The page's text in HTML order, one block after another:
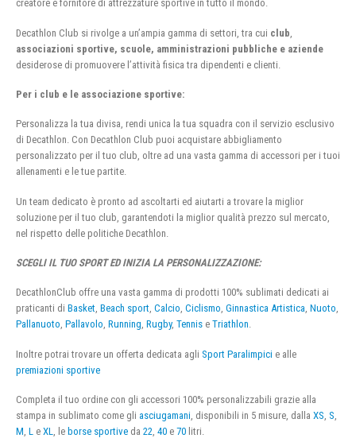
creatore e fornitore di attrezzature sportive in tutto il mondo.
Decathlon Club si rivolge a un’ampia gamma di settori, tra cui club
associazioni sportive, scuole, amministrazioni pubbliche e aziende
desiderose di promuovere l’attività fisica tra dipendenti e clienti.
Per i club e le associazione sportive:
Personalizza la tua divisa, rendi unica la tua squadra con il servizio esclusivo
di Decathlon. Con Decathlon Club puoi acquistare abbigliamento
personalizzato per il tuo club, oltre ad una vasta gamma di accessori per i tuoi
allenamenti e le tue partite.
Un team dedicato è pronto ad ascoltarti ed aiutarti a trovare la miglior
soluzione per il tuo club, garantendoti la miglior qualità prezzo sul mercato,
nel rispetto delle politiche Decathlon.
SCEGLI IL TUO SPORT ED INIZIA LA PERSONALIZZAZIONE:
DecathlonClub offre una vasta gamma di prodotti 100% sublimati dedicati ai
praticanti di Basket, Beach sport, Calcio, Ciclismo, Ginnastica Artistica, Nuoto,
Pallanuoto, Pallavolo, Running, Rugby, Tennis e Triathlon.
Inoltre potrai trovare un offerta dedicata agli Sport Paralimpici e alle
premiazioni sportive
Completa il tuo ordine con gli accessori 100% personalizzabili grazie alla
stampa in sublimato come gli asciugamani , disponibili in 5 misure, dalla XS S
M L e XL , le borse sportive da 22 40 e 70 litri.